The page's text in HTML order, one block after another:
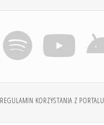
REGULAMIN KORZYSTANIA Z PORTALU